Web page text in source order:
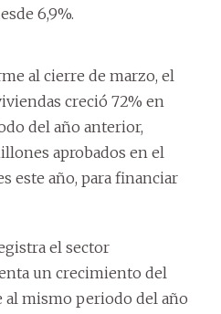
6,9%.
al cierre de marzo, el
creció 72% en
del año anterior,
aprobados en el
este año, para financiar
el sector
un crecimiento del
al mismo periodo del año